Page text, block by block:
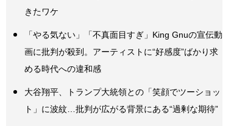
きたワケ
「やる気ない」「不真面目すぎ」King Gnuの宣伝動
画に批判が殺到。アーティストに“好感度”ばかり求
める時代への違和感
大谷翔平、トランプ大統領との「笑顔でツーショッ
ト」に波紋…批判が広がる背景にある“過剰な期待”